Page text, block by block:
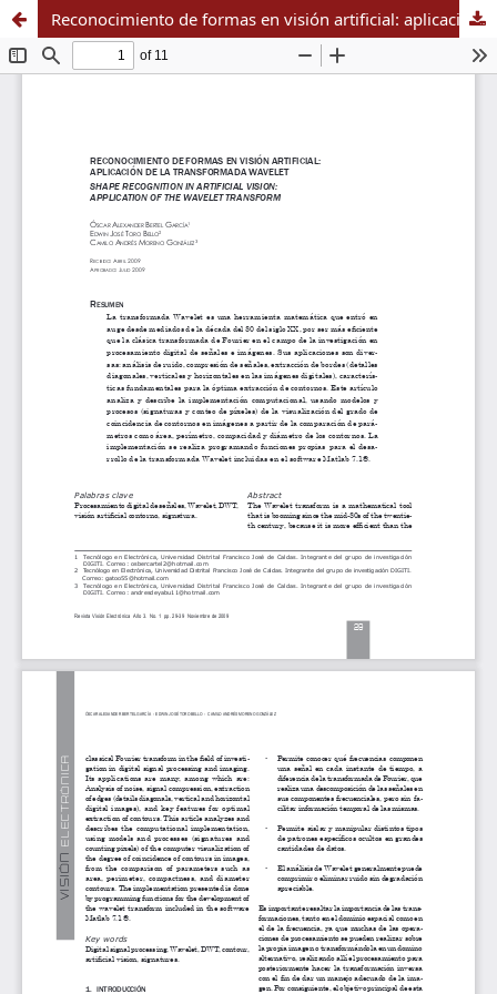
Reconocimiento de formas en visión artificial: aplicación de la transformada Wavelet